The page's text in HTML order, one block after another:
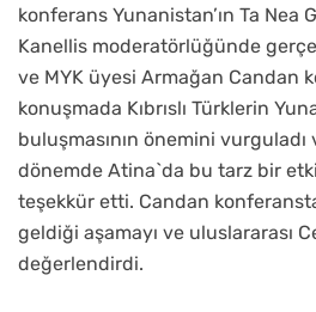
konferans Yunanistan’ın Ta Nea
Kanellis moderatörlüğünde
ve MYK üyesi Armağan Candan
konuşmada Kıbrıslı Türklerin
buluşmasının önemini
dönemde Atina`da bu tarz bir
teşekkür etti. Candan
geldiği aşamayı ve uluslararası
değerlendirdi.